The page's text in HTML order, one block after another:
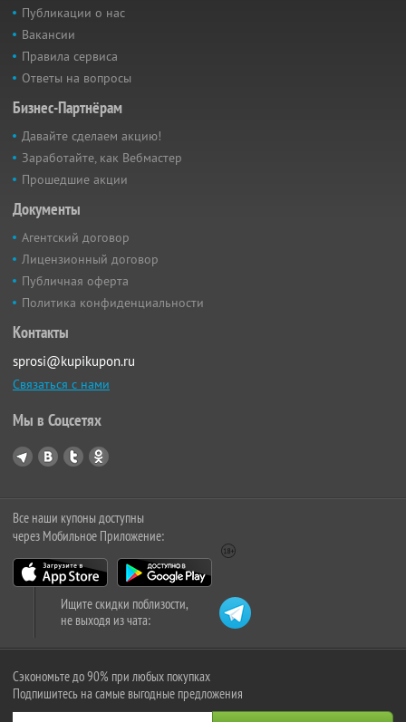
Публикации о нас
Вакансии
Правила сервиса
Ответы на вопросы
Бизнес-Партнёрам
Давайте сделаем акцию!
Заработайте, как Вебмастер
Прошедшие акции
Документы
Агентский договор
Лицензионный договор
Публичная оферта
Политика конфиденциальности
Контакты
sprosi@kupikupon.ru
Связаться с нами
Мы в Соцсетях
Все наши купоны доступны
через Мобильное Приложение:
Ищите скидки поблизости,
не выходя из чата:
Сэкономьте до 90% при любых покупках
Подпишитесь на самые выгодные предложения